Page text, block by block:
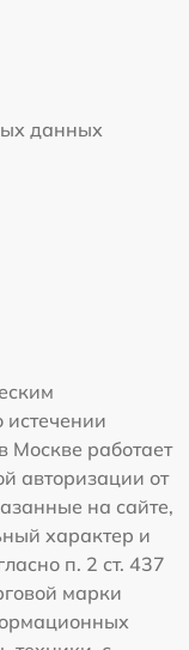
данных
Москве работает
авторизации от
на сайте,
характер и
п. 2 ст. 437
марки